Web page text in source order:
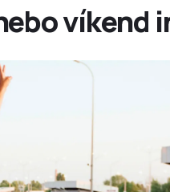
víkend